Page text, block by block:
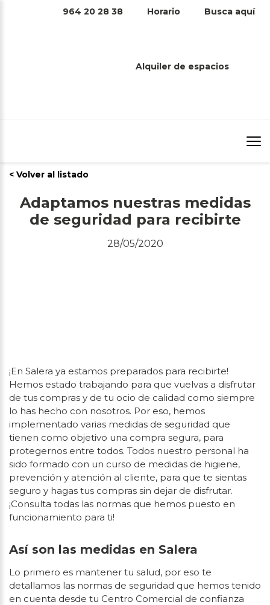
964 20 28 38 Horario Busca aquí
Alquiler de espacios
DE SEGURIDAD PARA RECIBIRTE
< Volver al listado
Adaptamos nuestras medidas
de seguridad para recibirte
28/05/2020
¡En Salera ya estamos preparados para recibirte!
Hemos estado trabajando para que vuelvas a disfrutar
de tus compras y de tu ocio de calidad como siempre
lo has hecho con nosotros. Por eso, hemos
implementado varias medidas de seguridad que
tienen como objetivo una compra segura, para
protegernos entre todos. Todos nuestro personal ha
sido formado con un curso de medidas de higiene,
prevención y atención al cliente, para que te sientas
seguro y hagas tus compras sin dejar de disfrutar.
¡Consulta todas las normas que hemos puesto en
funcionamiento para ti!
Así son las medidas en Salera
Lo primero es mantener tu salud, por eso te
detallamos las normas de seguridad que hemos tenido
en cuenta desde tu Centro Comercial de confianza